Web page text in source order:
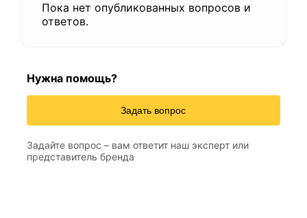
Пока нет опубликованных вопросов и
ответов.
Нужна помощь?
Задать вопрос
Задайте вопрос – вам ответит наш эксперт или
представитель бренда